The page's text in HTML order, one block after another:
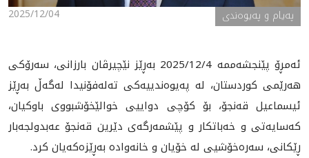
2025/12/04 پەیام و پەیوەندی
ئه‌مڕۆ پێنجشەممە 2025/12/4 به‌ڕێز نێچيرڤان بارزانى، سه‌رۆكى
هه‌رێمى كوردستان، له‌ په‌يوه‌ندييه‌كى ته‌له‌فۆنيدا له‌گه‌ڵ به‌ڕێز
ئیسماعیل قەنجۆ، بۆ كۆچى دواييى خوالێخۆشبووی باوكیان،
كەسایەتی و خەباتكار و پێشمەرگەی دێرین قەنجۆ عه‌بدولجه‌بار
ڕێكانی، سه‌ره‌خۆشيى له‌ خۆيان و خانه‌واده‌ به‌ڕێزەكەيان كرد.